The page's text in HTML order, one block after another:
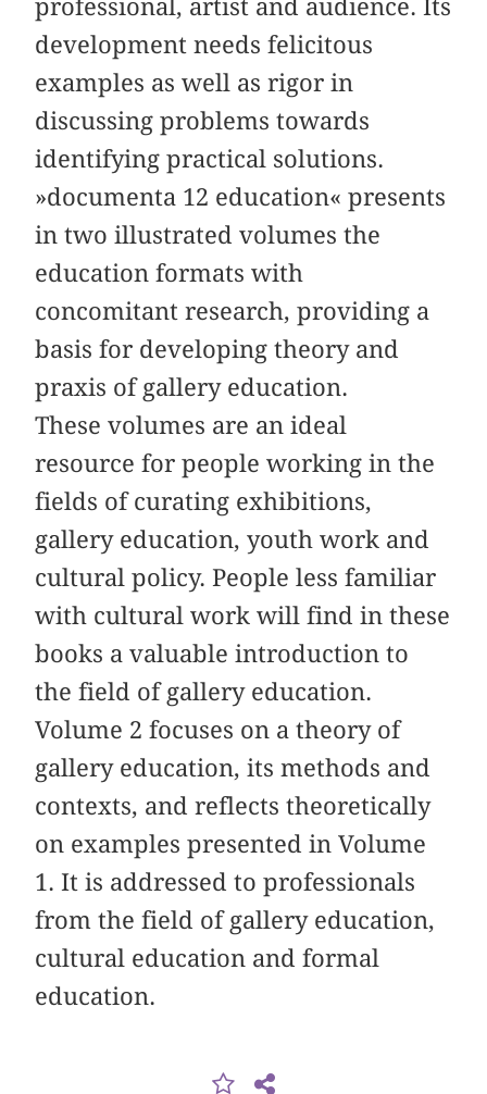
professional, artist and audience. Its
development needs felicitous
examples as well as rigor in
discussing problems towards
identifying practical solutions.
»documenta 12 education« presents
in two illustrated volumes the
education formats with
concomitant research, providing a
basis for developing theory and
praxis of gallery education.
These volumes are an ideal
resource for people working in the
fields of curating exhibitions,
gallery education, youth work and
cultural policy. People less familiar
with cultural work will find in these
books a valuable introduction to
the field of gallery education.
Volume 2 focuses on a theory of
gallery education, its methods and
contexts, and reflects theoretically
on examples presented in Volume
1. It is addressed to professionals
from the field of gallery education,
cultural education and formal
education.